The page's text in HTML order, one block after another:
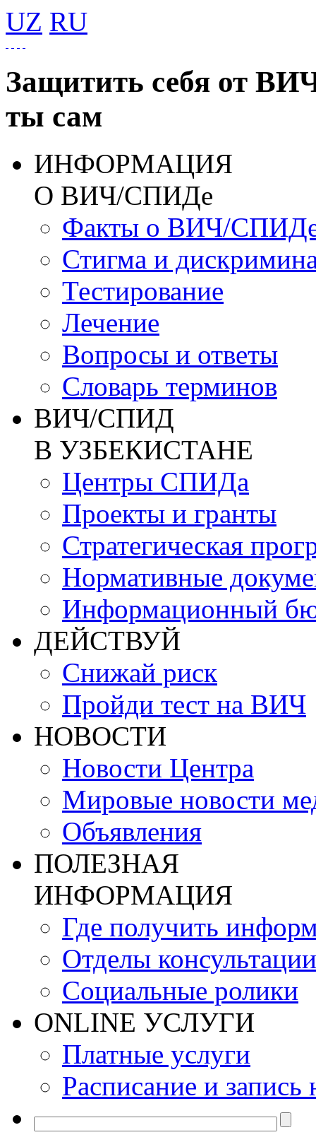
UZ RU
Защитить себя от
ты сам
ИНФОРМАЦИЯ
О ВИЧ/СПИДе
Факты о ВИЧ/
Стигма и
Тестирование
Лечение
Вопросы и ответы
Словарь терминов
ВИЧ/СПИД
В УЗБЕКИСТАНЕ
Центры СПИДа
Проекты и гранты
Стратегическая
Нормативные
Информационный
ДЕЙСТВУЙ
Снижай риск
Пройди тест на ВИЧ
НОВОСТИ
Новости Центра
Мировые новости
Объявления
ПОЛЕЗНАЯ
ИНФОРМАЦИЯ
Где получить
Отделы консультации
Социальные ролики
ONLINE УСЛУГИ
Платные услуги
Расписание и запись